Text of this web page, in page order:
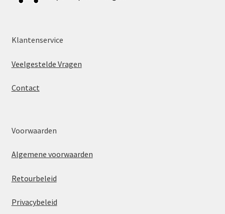
Klantenservice
Veelgestelde Vragen
Contact
Voorwaarden
Algemene voorwaarden
Retourbeleid
Privacybeleid